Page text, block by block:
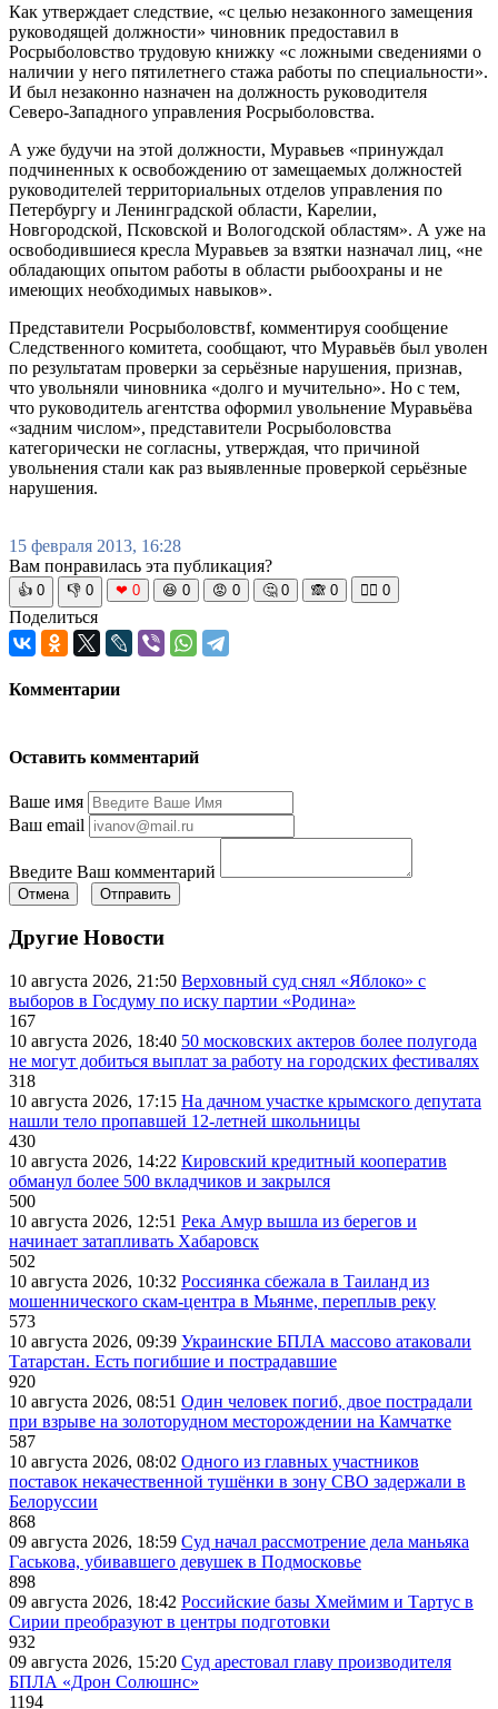
Как утверждает следствие, «с целью незаконного замещения
руководящей должности» чиновник предоставил в
Росрыболовство трудовую книжку «с ложными сведениями о
наличии у него пятилетнего стажа работы по специальности».
И был незаконно назначен на должность руководителя
Северо-Западного управления Росрыболовства.
А уже будучи на этой должности, Муравьев «принуждал
подчиненных к освобождению от замещаемых должностей
руководителей территориальных отделов управления по
Петербургу и Ленинградской области, Карелии,
Новгородской, Псковской и Вологодской областям». А уже на
освободившиеся кресла Муравьев за взятки назначал лиц, «не
обладающих опытом работы в области рыбоохраны и не
имеющих необходимых навыков».
Представители Росрыболовствf, комментируя сообщение
Следственного комитета, сообщают, что Муравьёв был уволен
по результатам проверки за серьёзные нарушения, признав,
что увольняли чиновника «долго и мучительно». Но с тем,
что руководитель агентства оформил увольнение Муравьёва
«задним числом», представители Росрыболовства
категорически не согласны, утверждая, что причиной
увольнения стали как раз выявленные проверкой серьёзные
нарушения.
15 февраля 2013, 16:28
Вам понравилась эта публикация?
👍 0 👎 0 ❤ 0 😆 0 😡 0 🤔 0 🙈 0 🧘‍♀️ 0
Поделиться
Комментарии
Оставить комментарий
Ваше имя
Ваш email
Введите Ваш комментарий
Отмена Отправить
Другие Новости
10 августа 2026, 21:50 Верховный суд снял «Яблоко» с
выборов в Госдуму по иску партии «Родина»
167
10 августа 2026, 18:40 50 московских актеров более полугода
не могут добиться выплат за работу на городских фестивалях
318
10 августа 2026, 17:15 На дачном участке крымского депутата
нашли тело пропавшей 12-летней школьницы
430
10 августа 2026, 14:22 Кировский кредитный кооператив
обманул более 500 вкладчиков и закрылся
500
10 августа 2026, 12:51 Река Амур вышла из берегов и
начинает затапливать Хабаровск
502
10 августа 2026, 10:32 Россиянка сбежала в Таиланд из
мошеннического скам-центра в Мьянме, переплыв реку
573
10 августа 2026, 09:39 Украинские БПЛА массово атаковали
Татарстан. Есть погибшие и пострадавшие
920
10 августа 2026, 08:51 Один человек погиб, двое пострадали
при взрыве на золоторудном месторождении на Камчатке
587
10 августа 2026, 08:02 Одного из главных участников
поставок некачественной тушёнки в зону СВО задержали в
Белоруссии
868
09 августа 2026, 18:59 Суд начал рассмотрение дела маньяка
Гаськова, убивавшего девушек в Подмосковье
898
09 августа 2026, 18:42 Российские базы Хмеймим и Тартус в
Сирии преобразуют в центры подготовки
932
09 августа 2026, 15:20 Суд арестовал главу производителя
БПЛА «Дрон Солюшнс»
1194